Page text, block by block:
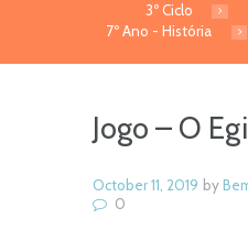
3º Ciclo
7º Ano - História
Jogo – O
October 11, 2019 by
0